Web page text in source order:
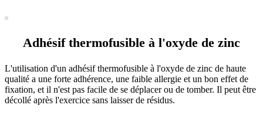
Adhésif thermofusible à l'oxyde de zinc
L'utilisation d'un adhésif thermofusible à l'oxyde de zinc de haute
qualité a une forte adhérence, une faible allergie et un bon effet de
fixation, et il n'est pas facile de se déplacer ou de tomber. Il peut être
décollé après l'exercice sans laisser de résidus.